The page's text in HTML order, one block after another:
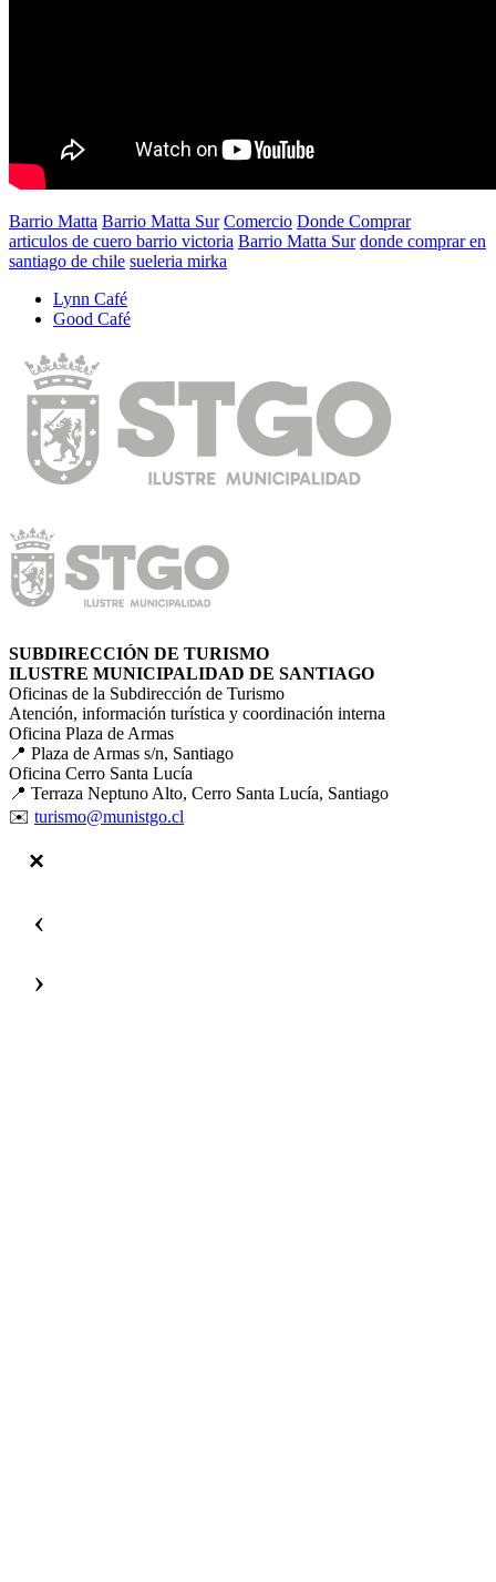
Barrio Matta Barrio Matta Sur Comercio Donde Comprar
articulos de cuero barrio victoria Barrio Matta Sur donde comprar en
santiago de chile sueleria mirka
Lynn Café
Good Café
SUBDIRECCIÓN DE TURISMO
ILUSTRE MUNICIPALIDAD DE SANTIAGO
Oficinas de la Subdirección de Turismo
Atención, información turística y coordinación interna
Oficina Plaza de Armas
📍 Plaza de Armas s/n, Santiago
Oficina Cerro Santa Lucía
📍 Terraza Neptuno Alto, Cerro Santa Lucía, Santiago
✉️ turismo@munistgo.cl
‹
›